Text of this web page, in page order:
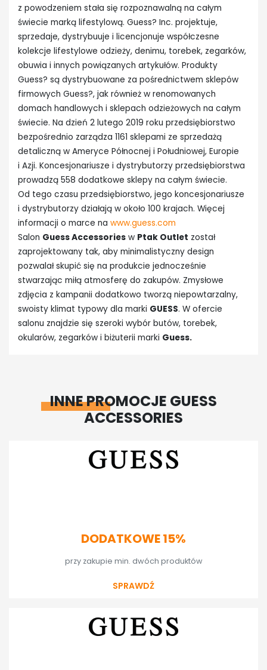
z powodzeniem stała się rozpoznawalną na całym
świecie marką lifestylową. Guess? Inc. projektuje,
sprzedaje, dystrybuuje i licencjonuje współczesne
kolekcje lifestylowe odzieży, denimu, torebek, zegarków,
obuwia i innych powiązanych artykułów. Produkty
Guess? są dystrybuowane za pośrednictwem sklepów
firmowych Guess?, jak również w renomowanych
domach handlowych i sklepach odzieżowych na całym
świecie. Na dzień 2 lutego 2019 roku przedsiębiorstwo
bezpośrednio zarządza 1161 sklepami ze sprzedażą
detaliczną w Ameryce Północnej i Południowej, Europie
i Azji. Koncesjonariusze i dystrybutorzy przedsiębiorstwa
prowadzą 558 dodatkowe sklepy na całym świecie.
Od tego czasu przedsiębiorstwo, jego koncesjonariusze
i dystrybutorzy działają w około 100 krajach. Więcej
informacji o marce na www.guess.com
Salon Guess Accessories w Ptak Outlet został
zaprojektowany tak, aby minimalistyczny design
pozwalał skupić się na produkcie jednocześnie
stwarzając miłą atmosferę do zakupów. Zmysłowe
zdjęcia z kampanii dodatkowo tworzą niepowtarzalny,
swoisty klimat typowy dla marki GUESS. W ofercie
salonu znajdzie się szeroki wybór butów, torebek,
okularów, zegarków i biżuterii marki Guess.
INNE PROMOCJE GUESS
ACCESSORIES
DODATKOWE 15%
przy zakupie min. dwóch produktów
SPRAWDŹ